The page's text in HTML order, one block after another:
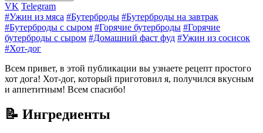
VK Telegram
#Ужин из мяса #Бутерброды #Бутерброды на завтрак
#Бутерброды с сыром #Горячие бутерброды #Горячие
бутерброды с сыром #Домашний фаст фуд #Ужин из сосисок
#Хот-дог
Всем привет, в этой публикации вы узнаете рецепт простого
хот дога! Хот-дог, который приготовил я, получился вкусным
и аппетитным! Всем спасибо!
📝 Ингредиенты